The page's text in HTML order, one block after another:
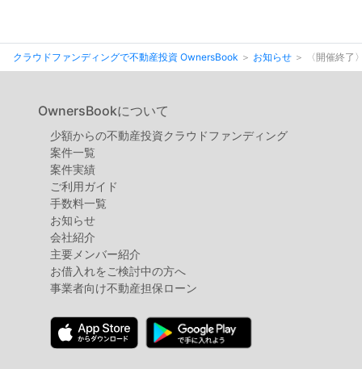
クラウドファンディングで不動産投資 OwnersBook お知らせ 〈開催終
OwnersBookについて
少額からの不動産投資クラウドファンディング
案件⼀覧
案件実績
ご利用ガイド
手数料一覧
お知らせ
会社紹介
主要メンバー紹介
お借入れをご検討中の方へ
事業者向け不動産担保ローン